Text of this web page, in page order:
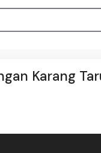
Karang